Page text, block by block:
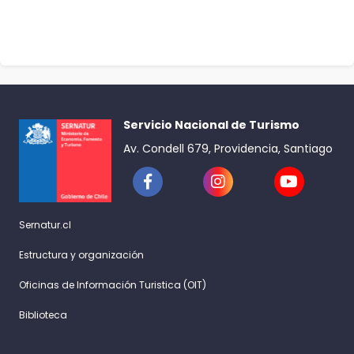
Servicio Nacional de Turismo
Av. Condell 679, Providencia, Santiago
Sernatur.cl
Estructura y organización
Oficinas de Información Turistica (OIT)
Biblioteca